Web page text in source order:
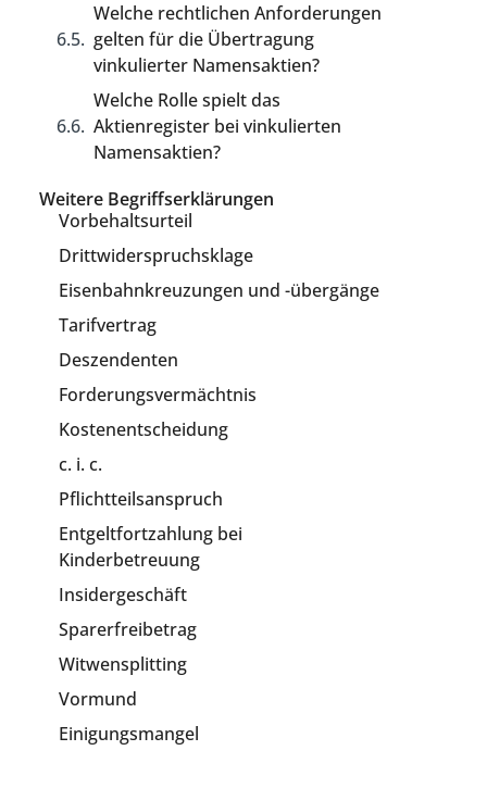
Welche rechtlichen Anforderungen
gelten für die Übertragung
vinkulierter Namensaktien?
Welche Rolle spielt das
Aktienregister bei vinkulierten
Namensaktien?
Weitere Begriffserklärungen
Vorbehaltsurteil
Drittwiderspruchsklage
Eisenbahnkreuzungen und -übergänge
Tarifvertrag
Deszendenten
Forderungsvermächtnis
Kostenentscheidung
c. i. c.
Pflichtteilsanspruch
Entgeltfortzahlung bei
Kinderbetreuung
Insidergeschäft
Sparerfreibetrag
Witwensplitting
Vormund
Einigungsmangel